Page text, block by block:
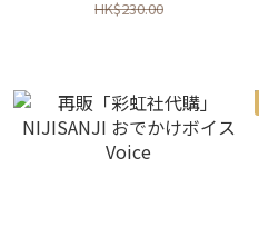
HK$230.00